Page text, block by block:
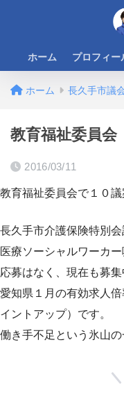
ホーム プロフィー
ホーム 長久手市議
教育福祉委員会
2016/03/11
教育福祉委員会で１０議
長久手市介護保険特別
医療ソーシャルワーカ
応募はなく、現在も募集
愛知県１月の有効求人
イントアップ）です。
働き手不足という氷山の